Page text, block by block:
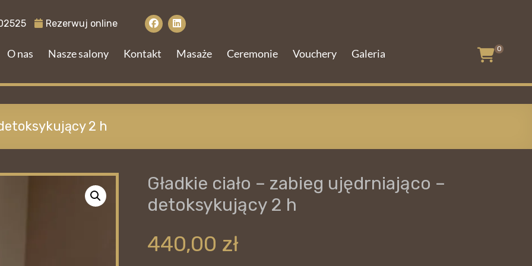
Rezerwuj online
0
O nas Nasze salony Kontakt Masaże Ceremonie Vouchery Galeria
2 h
Gładkie ciało – zabieg ujędrniająco –
detoksykujący 2 h
440,00 zł